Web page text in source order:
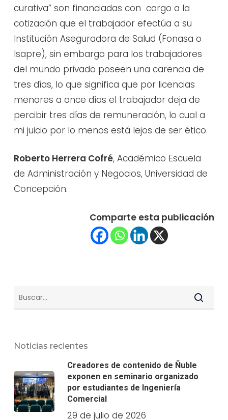
curativa” son financiadas con cargo a la
cotización que el trabajador efectúa a su
Institución Aseguradora de Salud (Fonasa o
Isapre), sin embargo para los trabajadores
del mundo privado poseen una carencia de
tres días, lo que significa que por licencias
menores a once días el trabajador deja de
percibir tres días de remuneración, lo cual a
mi juicio por lo menos está lejos de ser ético.
Roberto Herrera Cofré, Académico Escuela
de Administración y Negocios, Universidad de
Concepción.
Comparte esta publicación
Noticias recientes
Creadores de contenido de Ñuble
exponen en seminario organizado
por estudiantes de Ingeniería
Comercial
29 de julio de 2026